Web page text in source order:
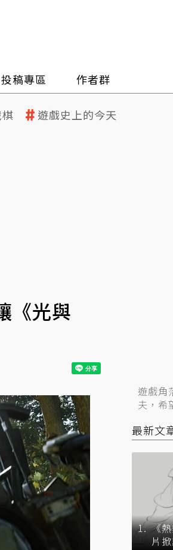
投稿專區 作者群
遊戲史上的今天
《光與
遊戲角
夫，希
最新文
《
片